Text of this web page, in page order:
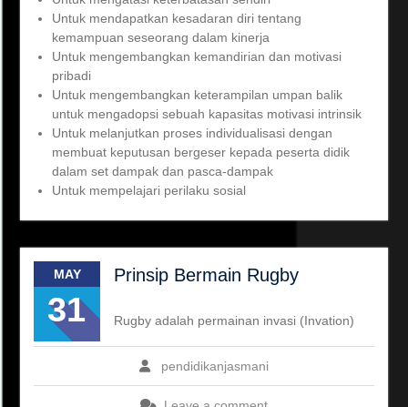
Untuk mendapatkan kesadaran diri tentang
kemampuan seseorang dalam kinerja
Untuk mengembangkan kemandirian dan motivasi
pribadi
Untuk mengembangkan keterampilan umpan balik
untuk mengadopsi sebuah kapasitas motivasi intrinsik
Untuk melanjutkan proses individualisasi dengan
membuat keputusan bergeser kepada peserta didik
dalam set dampak dan pasca-dampak
Untuk mempelajari perilaku sosial
MAY
31
Prinsip Bermain Rugby
pendidikanjasmani
Rugby adalah permainan invasi (Invation)